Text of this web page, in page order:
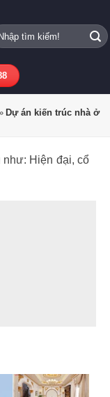
Dự án kiến trúc nhà ở
như: Hiện đại, cổ